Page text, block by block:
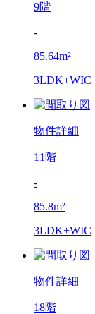
9階
-
85.64m²
3LDK+WIC
物件詳細
11階
-
85.8m²
3LDK+WIC
物件詳細
18階